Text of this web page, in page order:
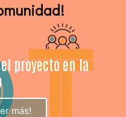
proyecto en la
más!